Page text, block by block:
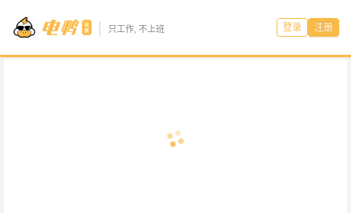
只工作, 不上班 登录 注册